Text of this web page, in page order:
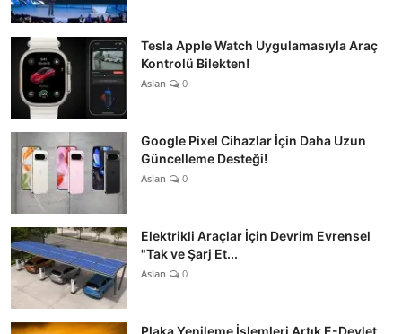
Tesla Apple Watch Uygulamasıyla Araç
Kontrolü Bilekten!
Aslan 0
Google Pixel Cihazlar İçin Daha Uzun
Güncelleme Desteği!
Aslan 0
Elektrikli Araçlar İçin Devrim Evrensel
"Tak ve Şarj Et...
Aslan 0